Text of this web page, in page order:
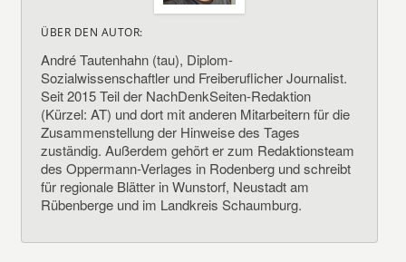
ÜBER DEN AUTOR:
André Tautenhahn (tau), Diplom-
Sozialwissenschaftler und Freiberuflicher Journalist.
Seit 2015 Teil der NachDenkSeiten-Redaktion
(Kürzel: AT) und dort mit anderen Mitarbeitern für die
Zusammenstellung der Hinweise des Tages
zuständig. Außerdem gehört er zum Redaktionsteam
des Oppermann-Verlages in Rodenberg und schreibt
für regionale Blätter in Wunstorf, Neustadt am
Rübenberge und im Landkreis Schaumburg.